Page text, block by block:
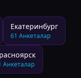
Екатеринбург
61 Анкеталар
Анкеталар